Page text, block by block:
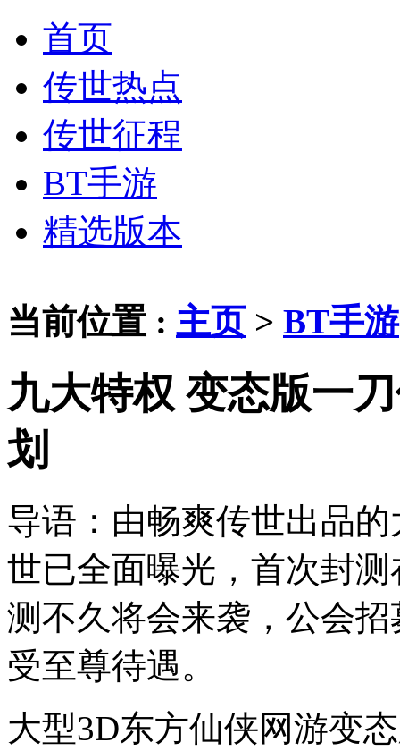
首页
传世热点
传世征程
BT手游
精选版本
当前位置 : 主页 > BT手游
九大特权 变态版一
划
导语：由畅爽传世出品
世已全面曝光，首次封
测不久将会来袭，公会
受至尊待遇。
大型3D东方仙侠网游变